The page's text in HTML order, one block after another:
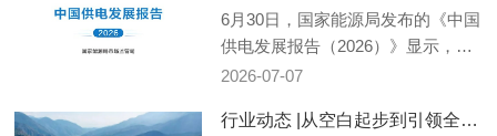
​6月30日，国家能源局发布的《中国
供电发展报告（2026）》显示，我
国已建成全球规模最大的电力供应
全球首位，城乡供电服务网点达9.9
2026-07-07
行业动态 |从空白起步到引领全球！看中国水电的百年奋进之路